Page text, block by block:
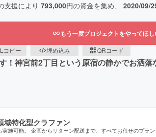
支援により 793,000円の資金を集め、 2020/09/
もう一度プロジェクトをやってほ
コピー 埋め込み QRコード
神宮前2丁目という原宿の静かでお洒
域特化型クラファン
実施可能。 企画からリターン配送まで、すべてお任せのプラン